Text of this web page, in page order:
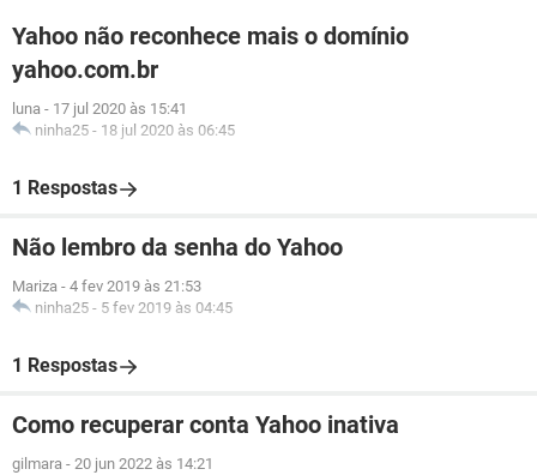
Yahoo não reconhece mais o domínio
yahoo.com.br
luna - 17 jul 2020 às 15:41
ninha25 - 18 jul 2020 às 06:45
1 Respostas
Não lembro da senha do Yahoo
Mariza - 4 fev 2019 às 21:53
ninha25 - 5 fev 2019 às 04:45
1 Respostas
Como recuperar conta Yahoo inativa
gilmara - 20 jun 2022 às 14:21